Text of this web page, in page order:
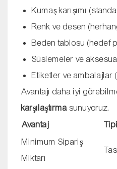
Kumaş karışımı
Renk ve desen
Beden tablosu (hedef
Süslemeler ve
Etiketler ve ambalajlar
Avantajı daha iyi
karşılaştırmasunuyoruz.
Avantaj
Minimum Sipariş
Miktarı